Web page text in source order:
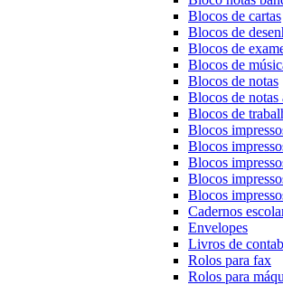
Blocos de cartas
Blocos de
Blocos de
Blocos de
Blocos de notas
Blocos de notas
Blocos de
Blocos
Blocos
Blocos
Blocos
Blocos
Cadernos
Envelopes
Livros de
Rolos para fax
Rolos para